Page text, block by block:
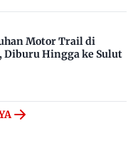
Motor Trail di
Hingga ke Sulut